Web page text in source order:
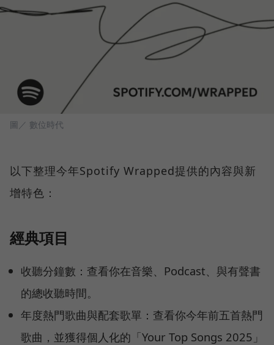
圖／ 數位時代
以下整理今年Spotify Wrapped提供的內容與新
增特色：
經典項目
收聽分鐘數：查看你在音樂、Podcast、與有聲書
的總收聽時間。
年度熱門歌曲與配套歌單：查看你今年前五首熱門
歌曲，並獲得個人化的「Your Top Songs 2025」